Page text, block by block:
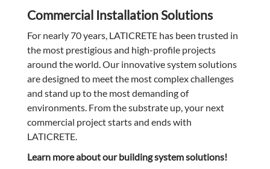
Commercial Installation Solutions
For nearly 70 years, LATICRETE has been trusted in
the most prestigious and high-profile projects
around the world. Our innovative system solutions
are designed to meet the most complex challenges
and stand up to the most demanding of
environments. From the substrate up, your next
commercial project starts and ends with
LATICRETE.
Learn more about our building system solutions!